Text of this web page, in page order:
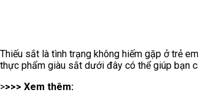
Thiếu sắt là tình trạng không hiếm gặp ở trẻ
thực phẩm giàu sắt dưới đây có thể giúp bạn
>>>> Xem thêm: